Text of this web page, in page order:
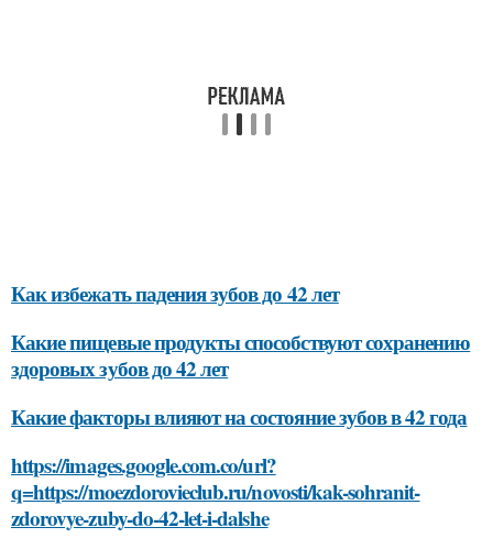
Как избежать падения зубов до 42 лет
Какие пищевые продукты способствуют сохранению
здоровых зубов до 42 лет
Какие факторы влияют на состояние зубов в 42 года
https://images.google.com.co/url?
q=https://moezdorovieclub.ru/novosti/kak-sohranit-
zdorovye-zuby-do-42-let-i-dalshe